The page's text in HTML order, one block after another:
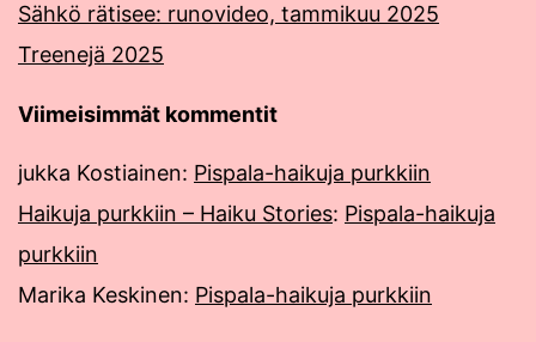
Sähkö rätisee: runovideo, tammikuu 2025
Treenejä 2025
Viimeisimmät kommentit
jukka Kostiainen: Pispala-haikuja purkkiin
Haikuja purkkiin – Haiku Stories: Pispala-haikuja
purkkiin
Marika Keskinen: Pispala-haikuja purkkiin